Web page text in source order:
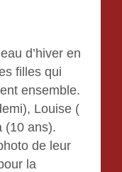
d’hiver en
filles qui
ensemble.
Louise (
(10 ans).
de leur
la